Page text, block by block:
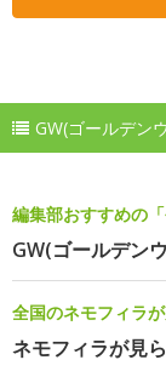
GW(ゴールデン
編集部おすすめの
GW(ゴールデン
全国のネモフィラ
ネモフィラが見